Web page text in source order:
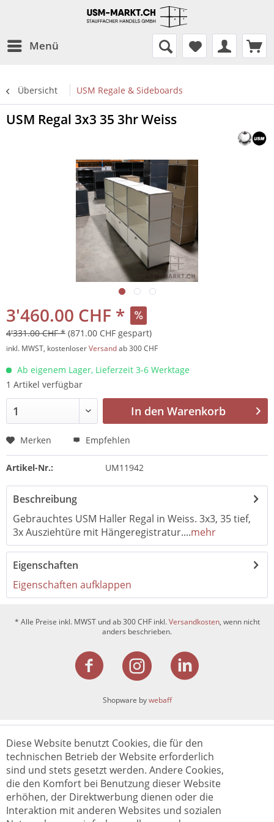
Menü
Übersicht USM Regale & Sideboards
USM Regal 3x3 35 3hr Weiss
3'460.00 CHF *
4'331.00 CHF * (871.00 CHF gespart)
inkl. MWST, kostenloserVersandab 300 CHF
Ab eigenem Lager, Lieferzeit 3-6 Werktage
1 Artikel verfügbar
In den Warenkorb
Merken Empfehlen
Artikel-Nr.: UM11942
Beschreibung
Gebrauchtes USM Haller Regal in Weiss. 3x3, 35 tief,
3x Ausziehtüre mit Hängeregistratur....mehr
Eigenschaften
Eigenschaften aufklappen
* Alle Preise inkl. MWST und ab 300 CHF inkl.Versandkosten, wenn nicht
anders beschrieben.
Shopware bywebaff
Diese Website benutzt Cookies, die für den
technischen Betrieb der Website erforderlich
sind und stets gesetzt werden. Andere Cookies,
die den Komfort bei Benutzung dieser Website
erhöhen, der Direktwerbung dienen oder die
Interaktion mit anderen Websites und sozialen